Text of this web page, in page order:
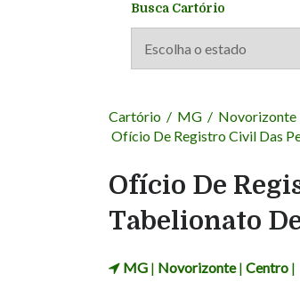
Busca Cartório
Cartório / MG / Novorizonte
Ofício De Registro Civil Das
Ofício De
Tabelionato
MG | Novorizonte| Centro |